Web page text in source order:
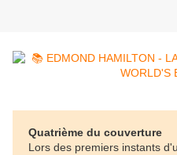
Quatrième du couverture
Lors des premiers instants